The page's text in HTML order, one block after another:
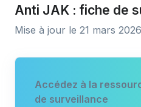
Anti JAK : fiche de
Mise à jour le 21 mars 2026
Accédez à la
de surveillance